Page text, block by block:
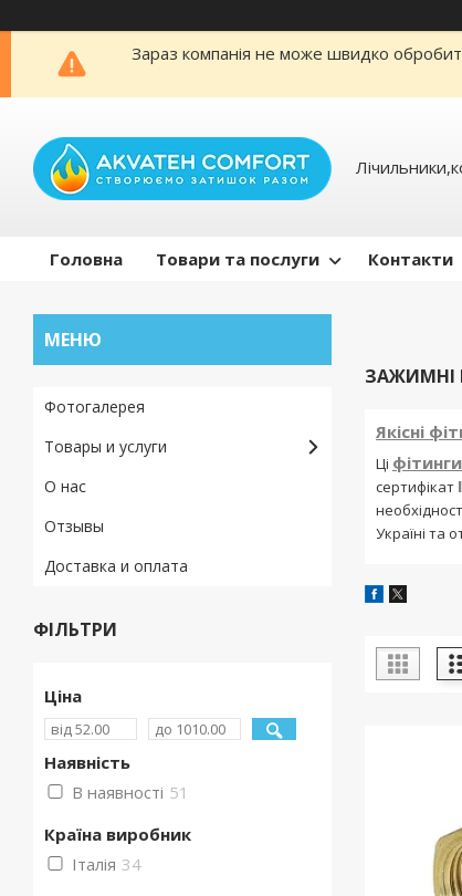
Зараз компанія не може швидко
Головна Товари та послуги Контакти
ЗАЖИМНІ
Якісні
Ці фітинги
сертифікат
Україні та
Фотогалерея
Товары и услуги
О нас
Отзывы
Доставка и оплата
ФІЛЬТРИ
Ціна
Наявність
В наявності 51
Країна виробник
Італія 34